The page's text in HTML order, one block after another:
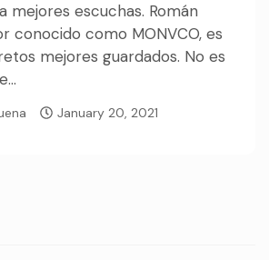
mejores escuchas. Román
conocido como MONVCO, es
mejores guardados. No es
January 20, 2021